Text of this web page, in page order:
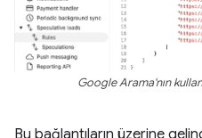
Google Arama'nın
Bu bağlantıların üzerine